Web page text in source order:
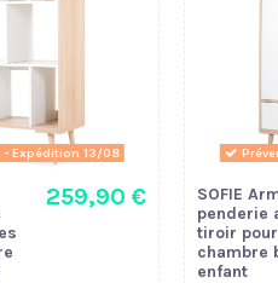
- Expédition 13/08
259,90 €
SOFIE
penderie
tiroir pour
chambre
enfant